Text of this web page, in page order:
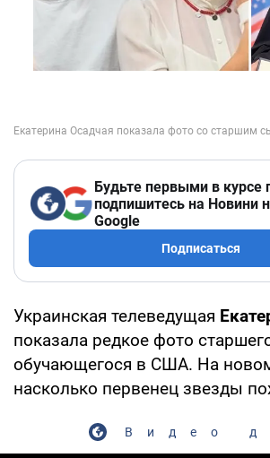
Будьте первыми в курсе
подпишитесь на Новини
Google
Подписаться
Украинская телеведущая
показала редкое фото
обучающегося в США. На
насколько первенец звезды
Видео